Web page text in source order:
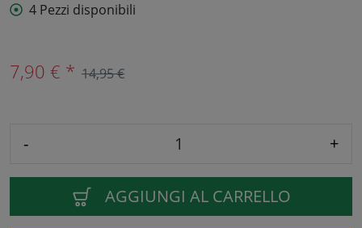
4 Pezzi disponibili
7,90 € * 14,95 €
- +
AGGIUNGI AL CARRELLO